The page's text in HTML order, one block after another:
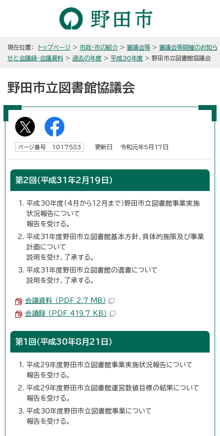
現在位置： トップページ > 市政・市の紹介 > 審議会等 > 審議会等開催のお知ら
せと会議録・会議資料 > 過去の年度 > 平成30年度 > 野田市立図書館協議会
野田市立図書館協議会
ページ番号 1017583 更新日 令和元年5月17日
第2回（平成31年2月19日）
平成30年度（4月から12月まで）野田市立図書館事業実施
状況報告について
報告を受ける。
平成31年度野田市立図書館基本方針、具体的施策及び事業
計画について
説明を受け、了承する。
平成31年度野田市立図書館の選書について
説明を受け、了承する。
会議資料 （PDF 2.7 MB）
会議録 （PDF 419.7 KB）
第1回（平成30年8月21日）
平成29年度野田市立図書館事業実施状況報告について
報告を受ける。
平成29年度野田市立図書館運営数値目標の結果について
報告を受ける。
平成30年度野田市立図書館事業について
報告を受ける。